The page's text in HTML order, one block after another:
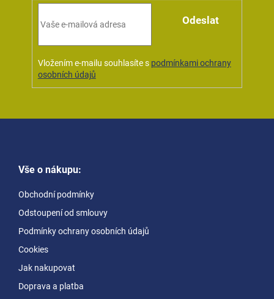
Vložením e-mailu souhlasíte s podmínkami ochrany
osobních údajů
Odeslat
Vše o nákupu:
Obchodní podmínky
Odstoupení od smlouvy
Podmínky ochrany osobních údajů
Cookies
Jak nakupovat
Doprava a platba